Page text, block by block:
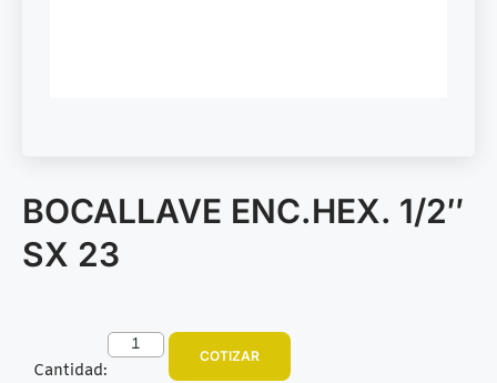
BOCALLAVE ENC.HEX. 1/2″
SX 23
Cantidad:
COTIZAR